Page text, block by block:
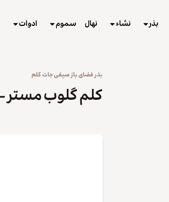
بذر نشاء نهال سموم ادوات
بذرفضای باز صیفی جاتکلم
کلم گلوب مستر